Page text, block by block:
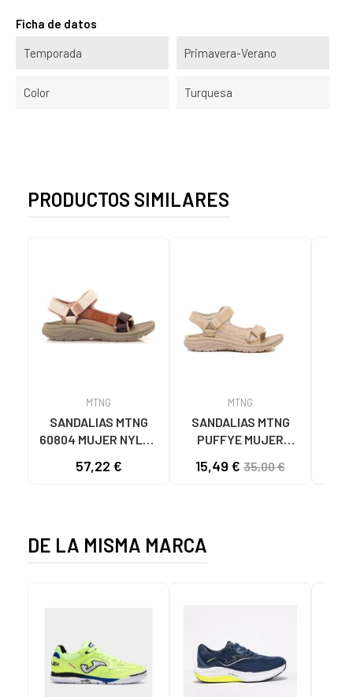
Ficha de datos
Temporada Primavera-Verano
Color Turquesa
PRODUCTOS SIMILARES
MTNG
SANDALIAS MTNG
60804 MUJER NYLON
TAUPE C59615 - -
57,22 €
MTNG
SANDALIAS MTNG
PUFFYE MUJER
C60056 C60056 -
15,49 € 35,00 €
DE LA MISMA MARCA